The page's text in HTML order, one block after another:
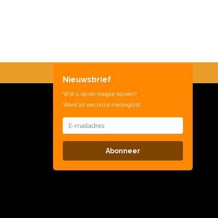
Nieuwsbrief
Wilt u op de hoogte blijven?
Word lid van onze mailinglijst:
Abonneer